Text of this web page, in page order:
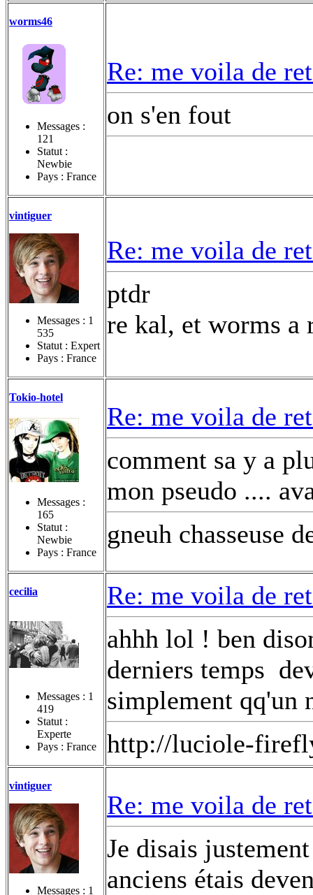
worms46
Messages :
121
Statut :
Newbie
Pays : France
Re: me voila de
on s'en fout
vintiguer
Messages : 1
535
Statut : Expert
Pays : France
Re: me voila de
ptdr
re kal, et worms a
Tokio-hotel
Messages :
165
Statut :
Newbie
Pays : France
Re: me voila de
comment sa y a
mon pseudo ....
gneuh chasseuse
cecilia
Messages : 1
419
Statut :
Experte
Pays : France
Re: me voila de
ahhh lol ! ben
derniers temps
simplement qq'un
http://luciole-
vintiguer
Messages : 1
Re: me voila de
Je disais
anciens étais